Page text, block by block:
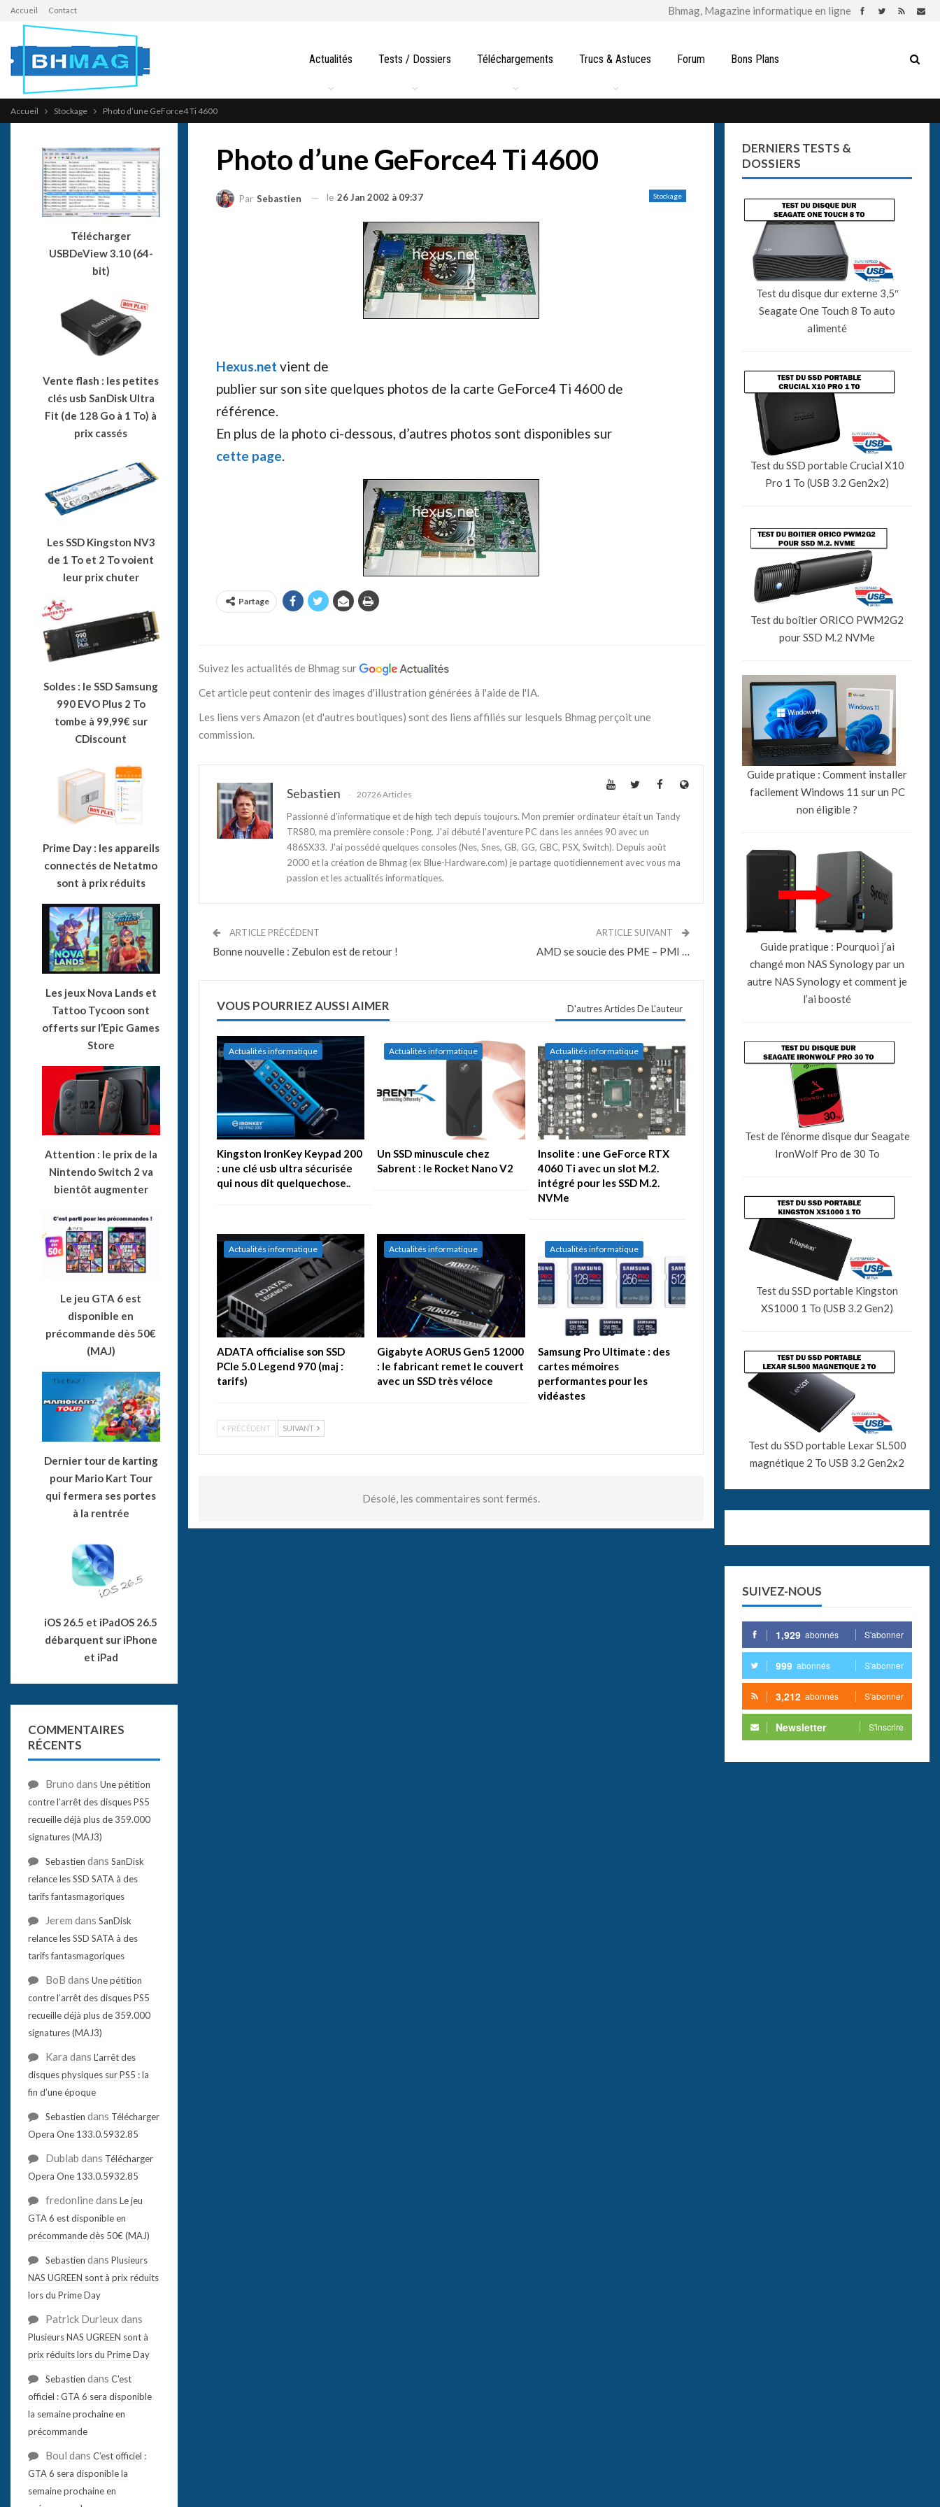
Accueil Contact
Actualités Tests / Dossiers Téléchargements Trucs & Astuces Forum Bons Plans
Accueil Stockage Photo d’une GeForce4 Ti 4600
Photo d’une GeForce4 Ti 4600
Stockage
Par Sebastien le 26 Jan 2002 à 09:37
Hexus.net vient de
publier sur son site quelques photos de la carte GeForce4 Ti 4600 de
référence.
En plus de la photo ci-dessous, d’autres photos sont disponibles sur
cette page.
Partage
Suivez les actualités de Bhmag sur
Cet article peut contenir des images d'illustration générées à l'aide de l'IA.
Les liens vers Amazon (et d'autres boutiques) sont des liens affiliés sur lesquels Bhmag perçoit une
commission.
Sebastien 20726 Articles
Passionné d'informatique et de high tech depuis toujours. Mon premier ordinateur était un Tandy
TRS80, ma première console : Pong. J'ai débuté l'aventure PC dans les années 90 avec un
486SX33. J'ai possédé quelques consoles (Nes, Snes, GB, GG, GBC, PSX, Switch). Depuis août
2000 et la création de Bhmag (ex Blue-Hardware.com) je partage quotidiennement avec vous ma
passion et les actualités informatiques.
ARTICLE PRÉCÉDENT
Bonne nouvelle : Zebulon est de retour !
ARTICLE SUIVANT
AMD se soucie des PME – PMI …
VOUS POURRIEZ AUSSI AIMER D'autres Articles De L'auteur
Actualités informatique
Kingston IronKey Keypad 200
: une clé usb ultra sécurisée
qui nous dit quelquechose..
Actualités informatique
Un SSD minuscule chez
Sabrent : le Rocket Nano V2
Actualités informatique
Insolite : une GeForce RTX
4060 Ti avec un slot M.2.
intégré pour les SSD M.2.
NVMe
Actualités informatique
ADATA officialise son SSD
PCIe 5.0 Legend 970 (maj :
tarifs)
Actualités informatique
Gigabyte AORUS Gen5 12000
: le fabricant remet le couvert
avec un SSD très véloce
Actualités informatique
Samsung Pro Ultimate : des
cartes mémoires
performantes pour les
vidéastes
PRÉCÉDENT SUIVANT
Désolé, les commentaires sont fermés.
DERNIERS TESTS &
DOSSIERS
Test du disque dur externe 3,5″
Seagate One Touch 8 To auto
alimenté
Test du SSD portable Crucial X10
Pro 1 To (USB 3.2 Gen2x2)
Test du boîtier ORICO PWM2G2
pour SSD M.2 NVMe
Guide pratique : Comment installer
facilement Windows 11 sur un PC
non éligible ?
Guide pratique : Pourquoi j’ai
changé mon NAS Synology par un
autre NAS Synology et comment je
l’ai boosté
Test de l’énorme disque dur Seagate
IronWolf Pro de 30 To
Test du SSD portable Kingston
XS1000 1 To (USB 3.2 Gen2)
Test du SSD portable Lexar SL500
magnétique 2 To USB 3.2 Gen2x2
SUIVEZ-NOUS
1,929 abonnés S'abonner
999 abonnés S'abonner
3,212 abonnés S'abonner
Newsletter S'inscrire
Télécharger
USBDeView 3.10 (64-
bit)
Vente flash : les petites
clés usb SanDisk Ultra
Fit (de 128 Go à 1 To) à
prix cassés
Les SSD Kingston NV3
de 1 To et 2 To voient
leur prix chuter
Soldes : le SSD Samsung
990 EVO Plus 2 To
tombe à 99,99€ sur
CDiscount
Prime Day : les appareils
connectés de Netatmo
sont à prix réduits
Les jeux Nova Lands et
Tattoo Tycoon sont
offerts sur l’Epic Games
Store
Attention : le prix de la
Nintendo Switch 2 va
bientôt augmenter
Le jeu GTA 6 est
disponible en
précommande dès 50€
(MAJ)
Dernier tour de karting
pour Mario Kart Tour
qui fermera ses portes
à la rentrée
iOS 26.5 et iPadOS 26.5
débarquent sur iPhone
et iPad
COMMENTAIRES
RÉCENTS
Bruno dans Une pétition
contre l’arrêt des disques PS5
recueille déjà plus de 359.000
signatures (MAJ3)
Sebastien dans SanDisk
relance les SSD SATA à des
tarifs fantasmagoriques
Jerem dans SanDisk
relance les SSD SATA à des
tarifs fantasmagoriques
BoB dans Une pétition
contre l’arrêt des disques PS5
recueille déjà plus de 359.000
signatures (MAJ3)
Kara dans L’arrêt des
disques physiques sur PS5 : la
fin d’une époque
Sebastien dans Télécharger
Opera One 133.0.5932.85
Dublab dans Télécharger
Opera One 133.0.5932.85
fredonlinedans Le jeu
GTA 6 est disponible en
précommande dès 50€ (MAJ)
Sebastien dans Plusieurs
NAS UGREEN sont à prix réduits
lors du Prime Day
Patrick Durieux dans
Plusieurs NAS UGREEN sont à
prix réduits lors du Prime Day
Sebastien dans C’est
officiel : GTA 6 sera disponible
la semaine prochaine en
précommande
Boul dans C’est officiel :
GTA 6 sera disponible la
semaine prochaine en